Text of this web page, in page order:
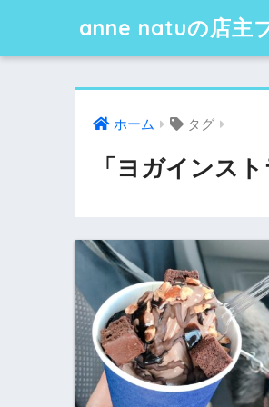
anne natuの店主
ホーム タグ
「ヨガインス